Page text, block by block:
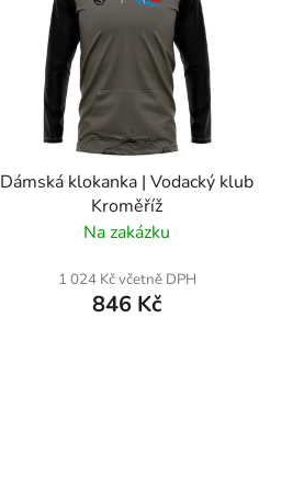
Dámská klokanka | Vodacký klub
Kroměříž
Na zakázku
1 024 Kč včetně DPH
846 Kč